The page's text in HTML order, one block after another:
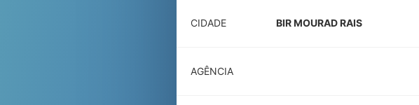
CIDADE BIR MOURAD RAIS
AGÊNCIA